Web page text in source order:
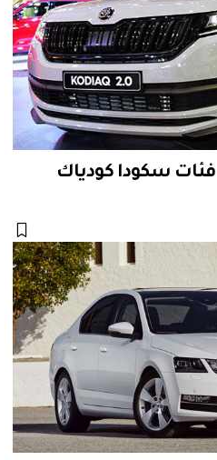
سكودا كودياك